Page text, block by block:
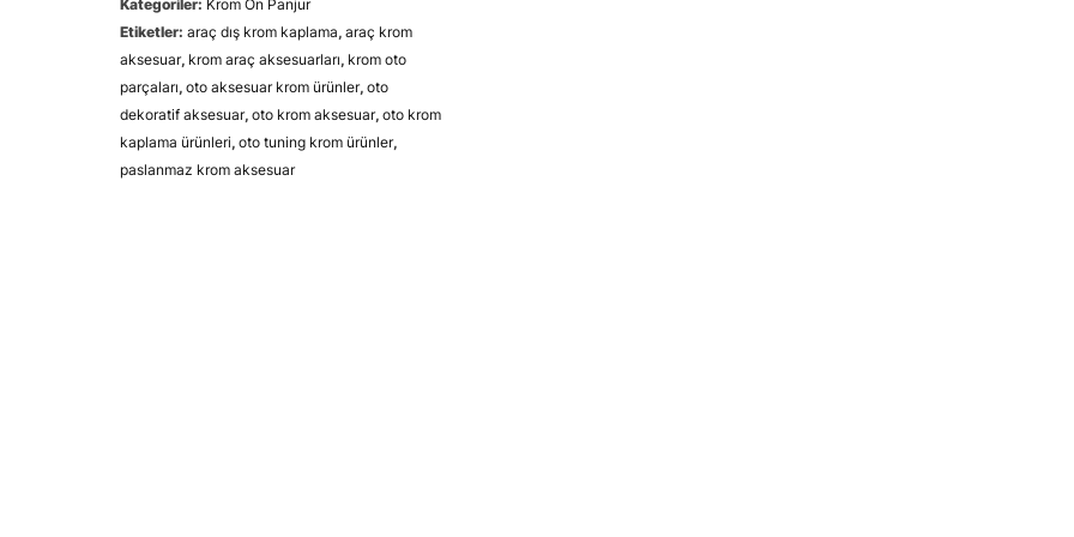
Kategoriler: Krom Ön Panjur
Etiketler: araç dış krom kaplama, araç krom
aksesuar, krom araç aksesuarları, krom oto
parçaları, oto aksesuar krom ürünler, oto
dekoratif aksesuar, oto krom aksesuar, oto krom
kaplama ürünleri, oto tuning krom ürünler,
paslanmaz krom aksesuar